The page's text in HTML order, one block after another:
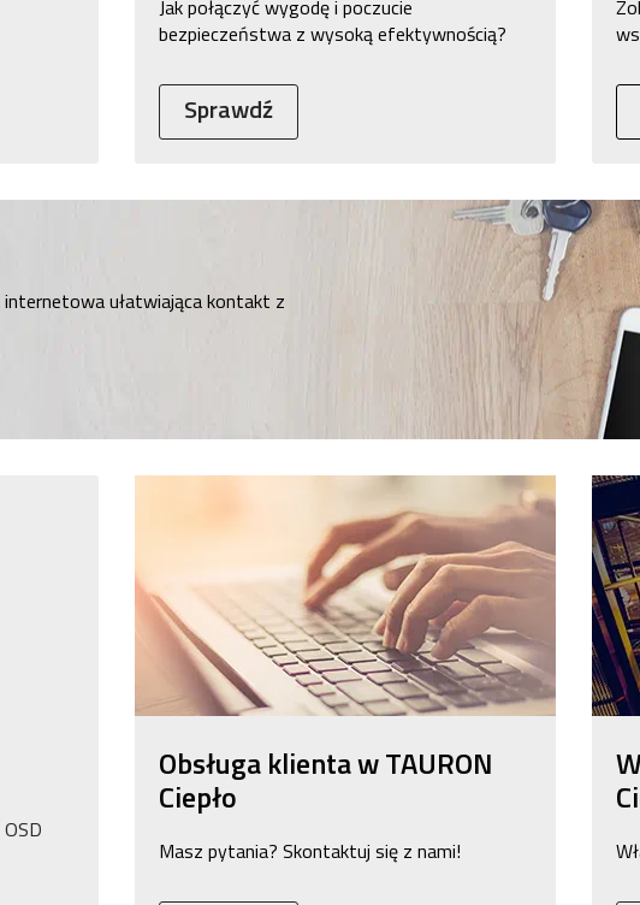
Jak połączyć wygodę i poczucie
bezpieczeństwa z wysoką efektywnością?
Sprawdź
ułatwiająca kontakt z
Obsługa klienta w TAURON
Ciepło
Masz pytania? Skontaktuj się z nami!